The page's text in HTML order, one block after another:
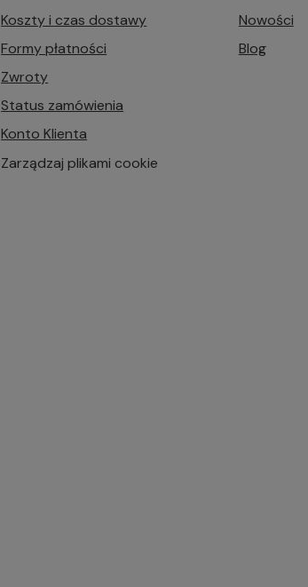
Koszty i czas dostawy
Formy płatności
Zwroty
Status zamówienia
Konto Klienta
Zarządzaj plikami cookie
Nowości
Blog